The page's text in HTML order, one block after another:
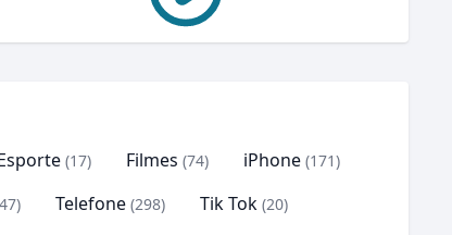
(17) Filmes (74) iPhone (171)
Telefone (298) Tik Tok (20)